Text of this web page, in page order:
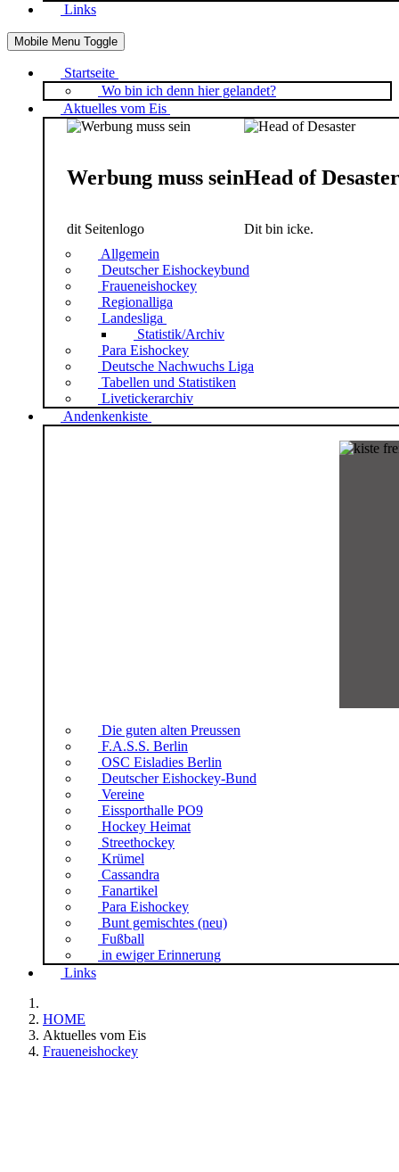
Links
Mobile Menu Toggle
Startseite
Wo bin ich denn hier gelandet?
Aktuelles vom Eis
Werbung muss sein
dit Seitenlogo
Head of Desaster
Dit bin icke.
Allgemein
Deutscher Eishockeybund
Fraueneishockey
Regionalliga
Landesliga
Statistik/Archiv
Para Eishockey
Deutsche Nachwuchs Liga
Tabellen und Statistiken
Livetickerarchiv
Andenkenkiste
Die guten alten Preussen
F.A.S.S. Berlin
OSC Eisladies Berlin
Deutscher Eishockey-Bund
Vereine
Eissporthalle PO9
Hockey Heimat
Streethockey
Krümel
Cassandra
Fanartikel
Para Eishockey
Bunt gemischtes (neu)
Fußball
in ewiger Erinnerung
Links
HOME
Aktuelles vom Eis
Fraueneishockey